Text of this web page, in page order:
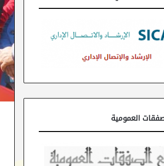
العمومية